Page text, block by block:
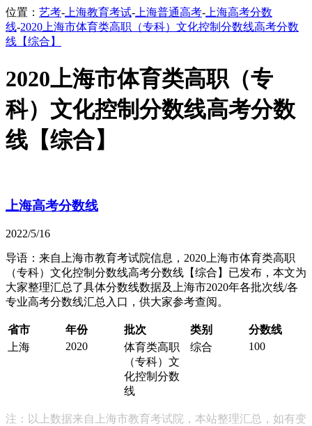
位置： 艺考- 上海教育考试- 上海普通高考- 上海高考分数
线-2020上海市体育类高职（专科）文化控制分数线高考分数
线【综合】
2020上海市体育类高职（专
科）文化控制分数线高考分数
线【综合】
上海高考分数线
2022/5/16
导语：来自上海市教育考试院信息，2020上海市体育类高职
（专科）文化控制分数线高考分数线【综合】已发布，本文为
大家整理汇总了具体分数线数据及上海市2020年各批次线/各
专业高考分数线汇总入口，供大家参考查阅。
省市 年份 批次 类别
分数线
上海
2020
体育类高职
（专科）文
化控制分数
线
综合 100
注：以上数据来自上海市教育考试院，本站整理汇总，如有变